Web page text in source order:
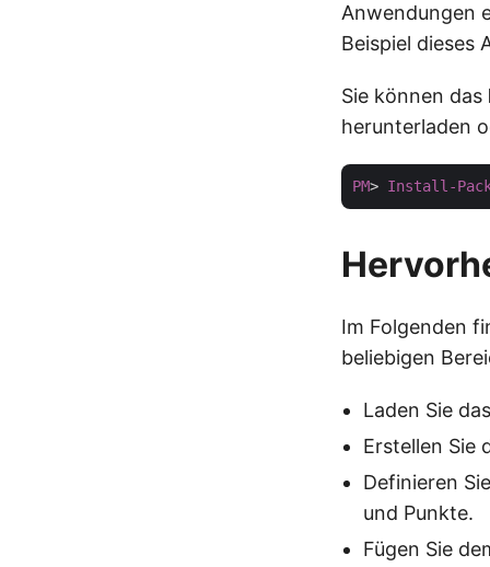
Anwendungen
Beispiel dieses
Sie können das
herunterladen
PM> Install-
Im Folgenden
beliebigen
Laden Sie
Erstellen Sie
Definieren
und Punkte.
Fügen Sie